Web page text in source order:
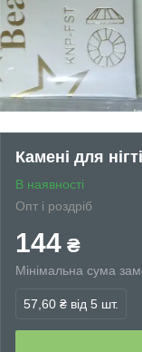
Камені для
В наявності
Опт і роздріб
144 ₴
Мінімальна сума
57,60 ₴ від 5 шт.